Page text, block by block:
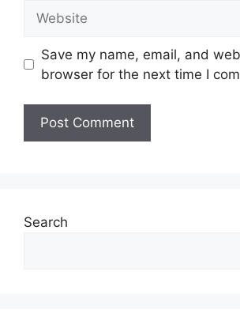
Save my name, email, and
browser for the next time I
Search